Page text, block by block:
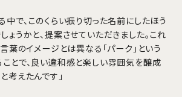
中で、このくらい振り切った名前にしたほう
ょうかと、提案させていただきました。これ
言葉のイメージとは異なる「パーク」という
とで、良い違和感と楽しい雰囲気を醸成
考えたんです」